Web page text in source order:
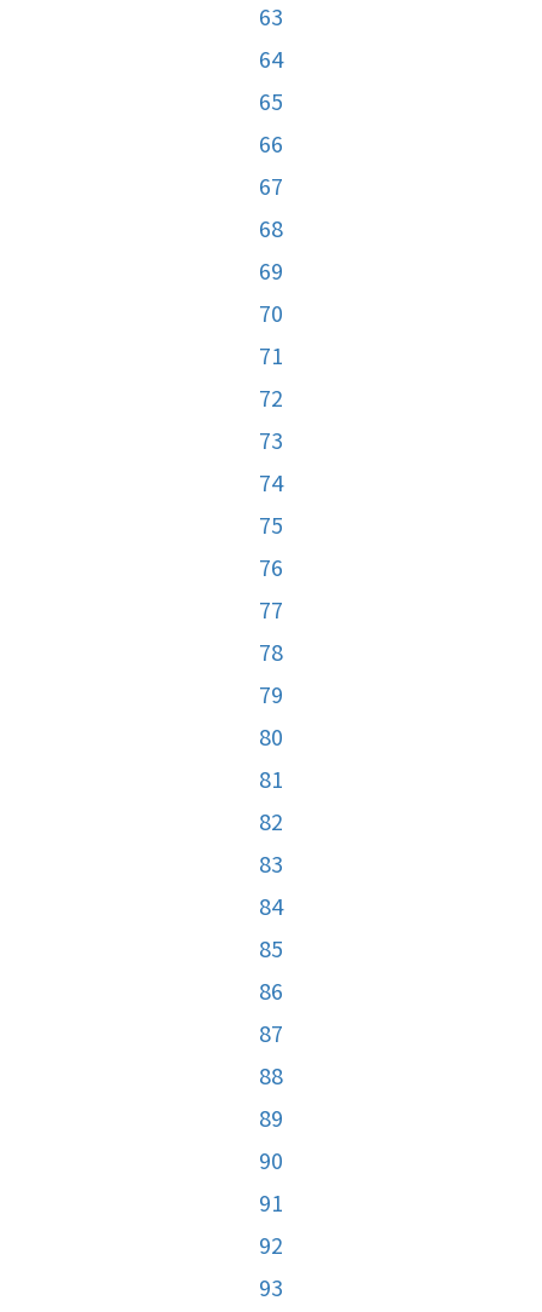
63
64
65
66
67
68
69
70
71
72
73
74
75
76
77
78
79
80
81
82
83
84
85
86
87
88
89
90
91
92
93